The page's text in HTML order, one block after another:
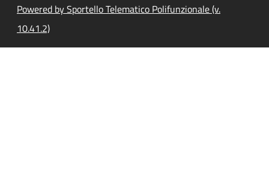
Powered by Sportello Telematico Polifunzionale (v.
10.41.2)